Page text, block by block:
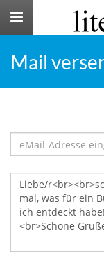
Toggle
Mail